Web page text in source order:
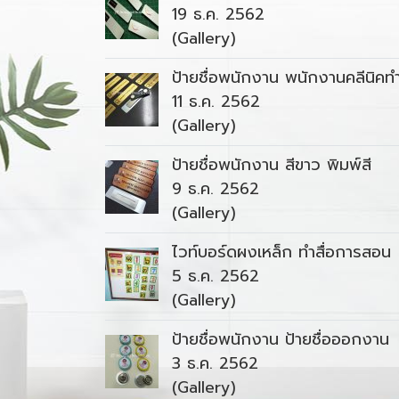
19 ธ.ค. 2562
(Gallery)
ป้ายชื่อพนักงาน พนักงานคลีนิค
11 ธ.ค. 2562
(Gallery)
ป้ายชื่อพนักงาน สีขาว พิมพ์สี
9 ธ.ค. 2562
(Gallery)
ไวท์บอร์ดผงเหล็ก ทำสื่อการสอน
5 ธ.ค. 2562
(Gallery)
ป้ายชื่อพนักงาน ป้ายชื่อออกงาน
3 ธ.ค. 2562
(Gallery)